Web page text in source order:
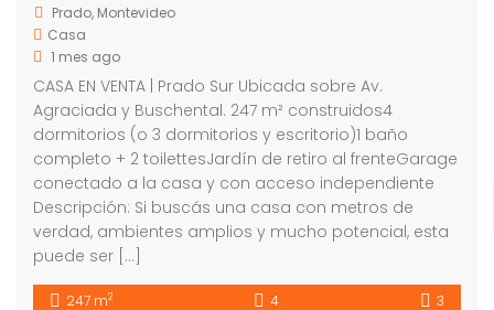
Prado, Montevideo
Casa
1 mes ago
CASA EN VENTA | Prado Sur Ubicada sobre Av.
Agraciada y Buschental. 247 m² construidos4
dormitorios (o 3 dormitorios y escritorio)1 baño
completo + 2 toilettesJardín de retiro al frenteGarage
conectado a la casa y con acceso independiente
Descripción: Si buscás una casa con metros de
verdad, ambientes amplios y mucho potencial, esta
puede ser […]
247 m2 4 3